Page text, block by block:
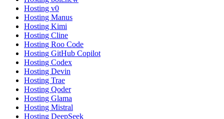
Hosting v0
Hosting Manus
Hosting Kimi
Hosting Cline
Hosting Roo Code
Hosting GitHub Copilot
Hosting Codex
Hosting Devin
Hosting Trae
Hosting Qoder
Hosting Glama
Hosting Mistral
Hosting DeepSeek